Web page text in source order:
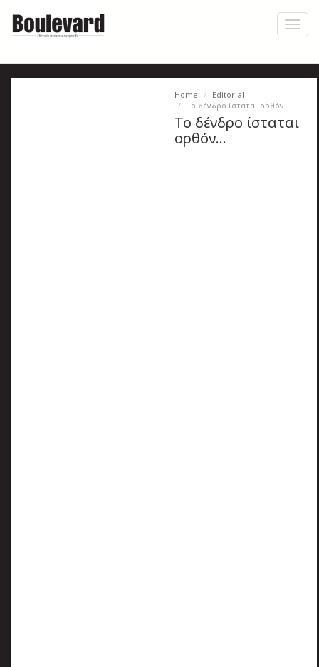
main
Home
Editorial
Το δένδρο ίσταται ορθόν…
Το δένδρο ίσταται
ορθόν…